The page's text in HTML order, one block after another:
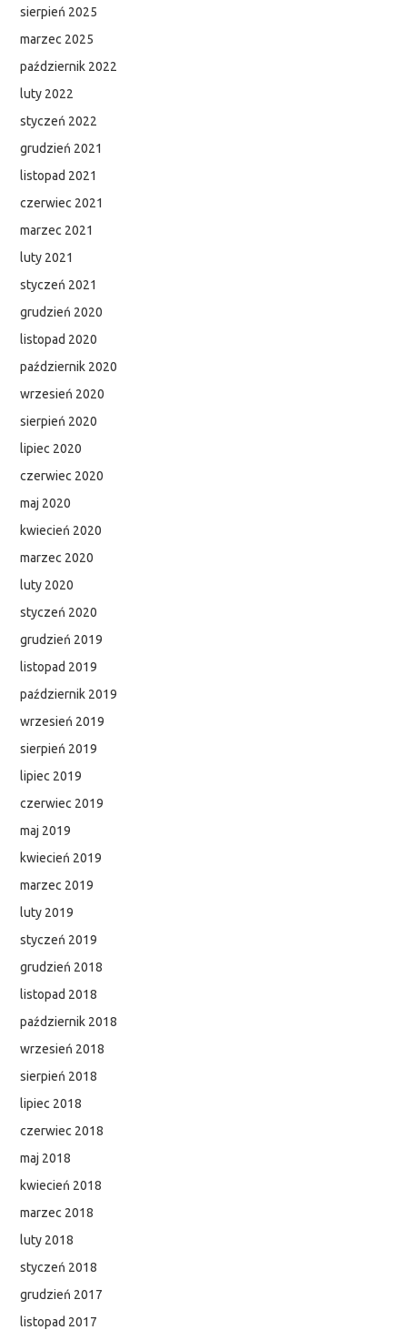
sierpień 2025
marzec 2025
październik 2022
luty 2022
styczeń 2022
grudzień 2021
listopad 2021
czerwiec 2021
marzec 2021
luty 2021
styczeń 2021
grudzień 2020
listopad 2020
październik 2020
wrzesień 2020
sierpień 2020
lipiec 2020
czerwiec 2020
maj 2020
kwiecień 2020
marzec 2020
luty 2020
styczeń 2020
grudzień 2019
listopad 2019
październik 2019
wrzesień 2019
sierpień 2019
lipiec 2019
czerwiec 2019
maj 2019
kwiecień 2019
marzec 2019
luty 2019
styczeń 2019
grudzień 2018
listopad 2018
październik 2018
wrzesień 2018
sierpień 2018
lipiec 2018
czerwiec 2018
maj 2018
kwiecień 2018
marzec 2018
luty 2018
styczeń 2018
grudzień 2017
listopad 2017